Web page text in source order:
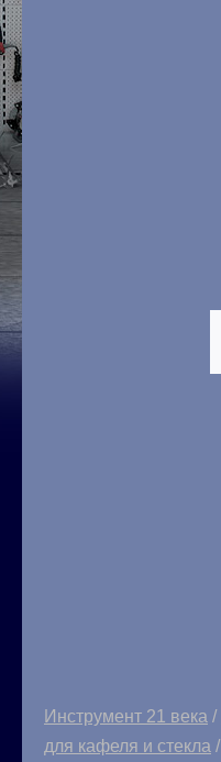
Инструмент 21 века /
для кафеля и стекла /